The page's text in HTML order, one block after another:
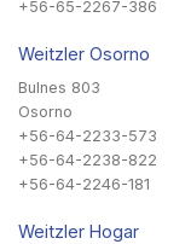
+56-65-2267-386
Weitzler Osorno
Bulnes 803
Osorno
+56-64-2233-573
+56-64-2238-822
+56-64-2246-181
Weitzler Hogar